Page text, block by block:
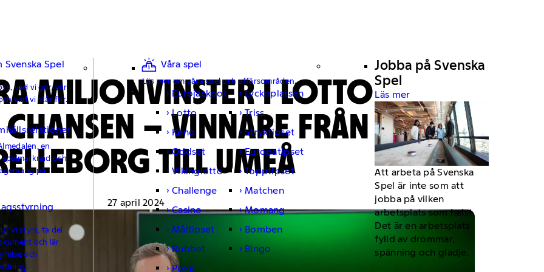
Svenska Spel
vad vi gör, vår
vad vi står för.
en
och
på
vi styrs, ta del
och lär
och
Våra spel
Läs mer om våra spel och affärsområden.
Eurojackpot
Lyckoplatsen
Lotto
Triss
Keno
Stryktipset
Oddset
Europatipset
Vikinglotto
Topptipset
Challenge
Matchen
Casino
Momang
Måltipset
Bomben
Rubbet
Bingo
Poker
Jobba på Svenska
Spel
Läs mer
Att arbeta på Svenska
Spel är inte som att
jobba på vilken
arbetsplats som helst.
Det är en arbetsplats
fylld av drömmar,
spänning och glädje.
MILJONVINSTER I LOTTO
– VINNARE FRÅN
TILL UMEÅ
27 april 2024